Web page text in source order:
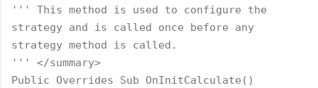
''' This method is used to configure the
strategy and is called once before any
strategy method is called.
''' </summary>
Public Overrides Sub OnInitCalculate()